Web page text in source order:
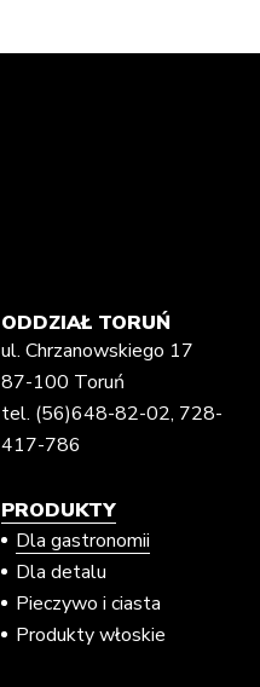
ODDZIAŁ TORUŃ
ul. Chrzanowskiego 17
87-100 Toruń
tel. (56)648-82-02, 728-
417-786
PRODUKTY
Dla gastronomii
Dla detalu
Pieczywo i ciasta
Produkty włoskie